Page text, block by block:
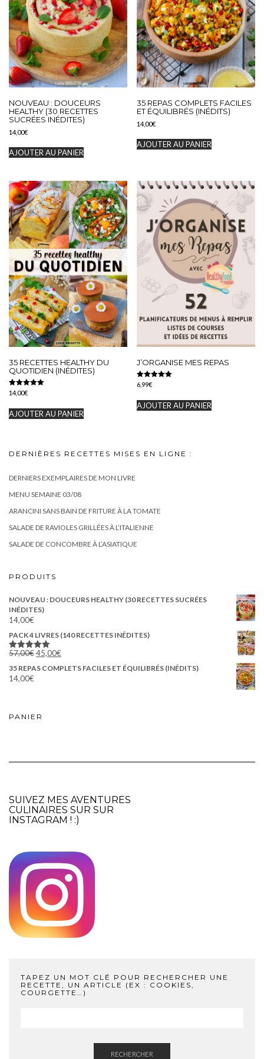
NOUVEAU : DOUCEURS
HEALTHY (30 RECETTES
SUCRÉES INÉDITES)
14,00€
AJOUTER AU PANIER
35 REPAS COMPLETS FACILES
ET ÉQUILIBRÉS (INÉDITS)
14,00€
AJOUTER AU PANIER
35 RECETTES HEALTHY DU
QUOTIDIEN (INÉDITES)
Note
5.00
14,00€
AJOUTER AU PANIER
J’ORGANISE MES REPAS
Note
5.00
6,99€
AJOUTER AU PANIER
DERNIÈRES RECETTES MISES EN LIGNE :
DERNIERS EXEMPLAIRES DE MON LIVRE
MENU SEMAINE 03/08
ARANCINI SANS BAIN DE FRITURE À LA TOMATE
SALADE DE RAVIOLES GRILLÉES À L’ITALIENNE
SALADE DE CONCOMBRE À L’ASIATIQUE
PRODUITS
NOUVEAU : DOUCEURS HEALTHY (30 RECETTES SUCRÉES
INÉDITES)
14,00€
PACK 4 LIVRES (140 RECETTES INÉDITES)
Note5.00
57,00€Le
initial
45,00€
actuel
35 REPAS COMPLETS FACILES ET ÉQUILIBRÉS (INÉDITS)
14,00€
PANIER
SUIVEZ MES AVENTURES
CULINAIRES SUR SUR
INSTAGRAM ! :)
TAPEZ UN MOT CLÉ POUR RECHERCHER UNE
RECETTE, UN ARTICLE (EX : COOKIES,
COURGETTE…)
RECHERCHER